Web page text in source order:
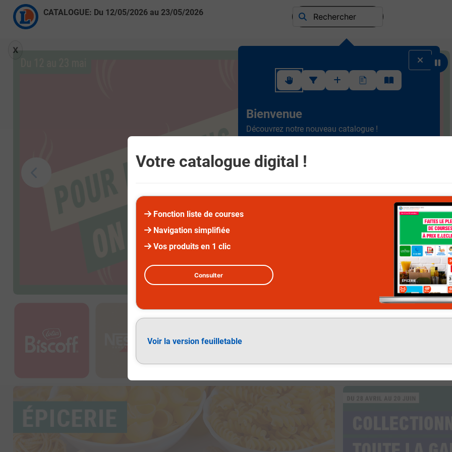
Votre catalogue digital !
Fonction liste de courses
Navigation simplifiée
Vos produits en 1 clic
Consulter
Voir la version feuilletable
CATALOGUE: Du 12/05/2026au 23/05/2026 Rechercher
X
Suivez ce rapide tutoriel pour apprendre à utiliser l'interface
Bienvenue
Découvrez notre nouveau catalogue !
simple à consulter.
naviguez entre les différents rayons.